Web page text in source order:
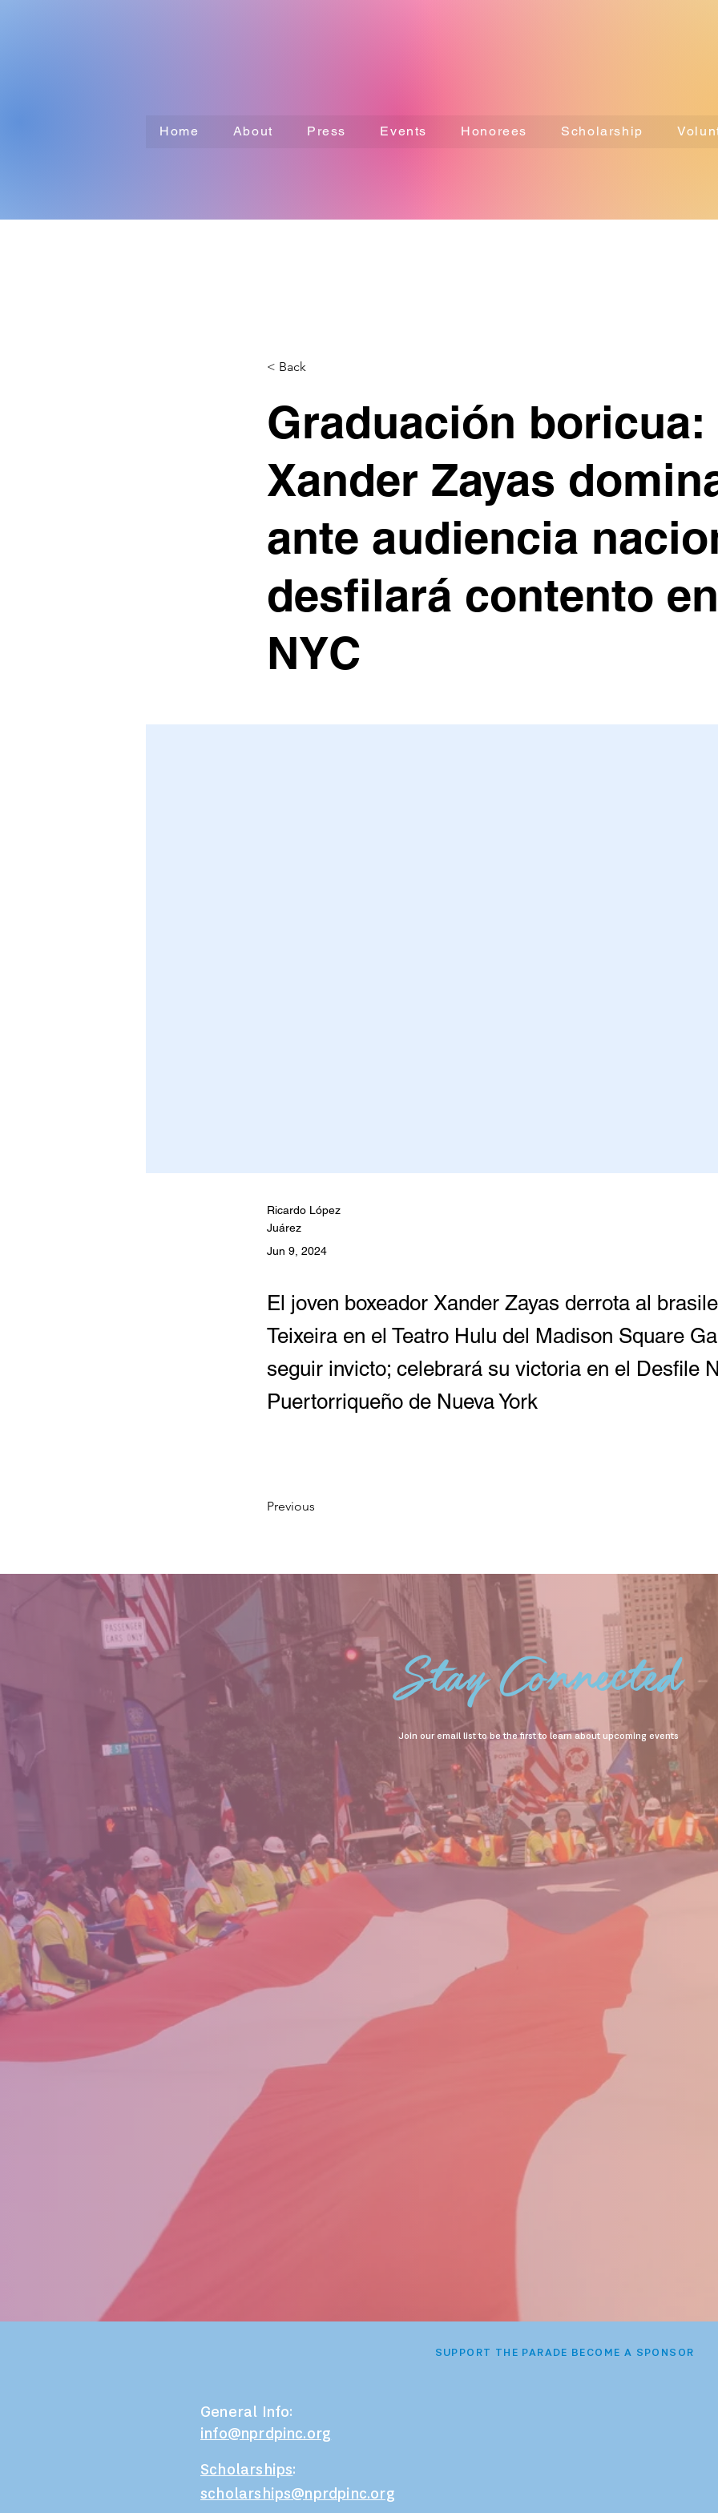
Home About Press Events Honorees Scholarship
< Back
Graduación boricua:
Xander Zayas
ante audiencia
desfilará contento en
NYC
Ricardo López
Juárez
Jun 9, 2024
El joven boxeador Xander Zayas derrota al
Teixeira en el Teatro Hulu del Madison Square
seguir invicto; celebrará su victoria en el Desfile
Puertorriqueño de Nueva York
Previous
Stay Connected
Join our email list to be the first to learn about upcoming events
SUPPORT THE PARADE BECOME A SPONSOR
General Info:
info@nprdpinc.org
Scholarships:
scholarships@nprdpinc.org